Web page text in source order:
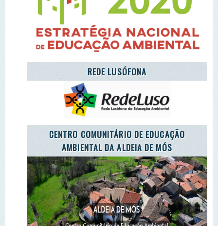
LET'S TAKE CARE OF THE PLANET
CARETAKERS